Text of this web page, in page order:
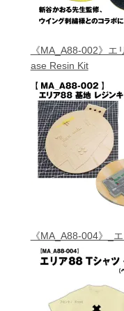
《MA_A88-002》
ase Resin Kit
《MA_A88-004》_